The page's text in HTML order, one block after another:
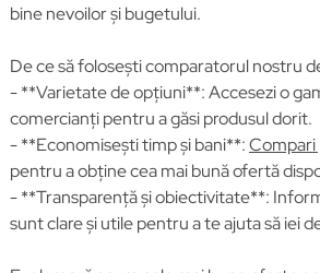
bine nevoilor și bugetului.
De ce să folosești comparatorul nostru
- **Varietate de opțiuni**: Accesezi o
comercianți pentru a găsi produsul dorit.
- **Economisești timp și bani**:
pentru a obține cea mai bună ofertă
- **Transparență și obiectivitate**:
sunt clare și utile pentru a te ajuta să iei